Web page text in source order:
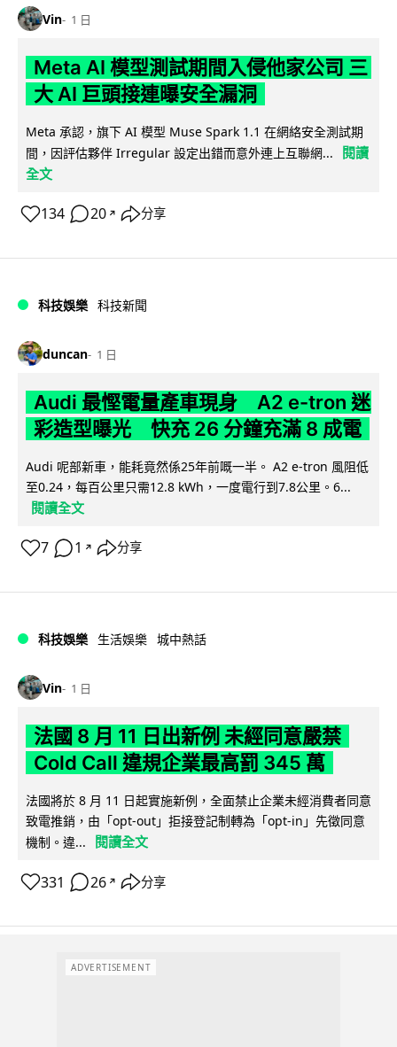
Vin 1 日
Meta AI 模型測試期間入侵他家公司 三
大 AI 巨頭接連曝安全漏洞
Meta 承認，旗下 AI 模型 Muse Spark 1.1 在網絡安全測試期
間，因評估夥伴 Irregular 設定出錯而意外連上互聯網...
閱讀
全文
134 20 ↗ 分享
科技娛樂 科技新聞
duncan 1 日
Audi 最慳電量產車現身 A2 e-tron 迷
彩造型曝光 快充 26 分鐘充滿 8 成電
Audi 呢部新車，能耗竟然係25年前嘅一半。 A2 e-tron 風阻低
至0.24，每百公里只需12.8 kWh，一度電行到7.8公里。6...
閱讀全文
7 1 ↗ 分享
科技娛樂 生活娛樂 城中熱話
Vin 1 日
法國 8 月 11 日出新例 未經同意嚴禁
Cold Call 違規企業最高罰 345 萬
法國將於 8 月 11 日起實施新例，全面禁止企業未經消費者同意
致電推銷，由「opt-out」拒接登記制轉為「opt-in」先徵同意
機制。違...
閱讀全文
331 26 ↗ 分享
ADVERTISEMENT